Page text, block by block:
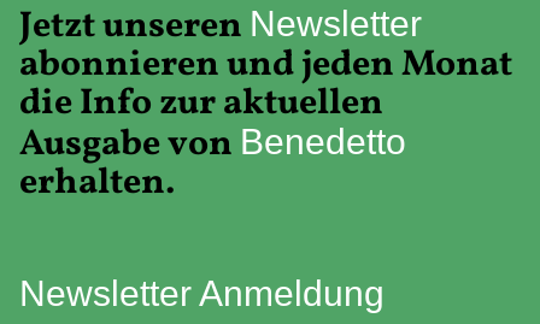
Jetzt unseren Newsletter
abonnieren und jeden Monat
die Info zur aktuellen
Ausgabe von Benedetto
erhalten.
Newsletter Anmeldung